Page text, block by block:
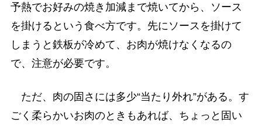
予熱でお好みの焼き加減まで焼いてから、ソース
を掛けるという食べ方です。先にソースを掛けて
しまうと鉄板が冷めて、お肉が焼けなくなるの
で、注意が必要です。
ただ、肉の固さには多少“当たり外れ”がある。す
ごく柔らかいお肉のときもあれば、ちょっと固い